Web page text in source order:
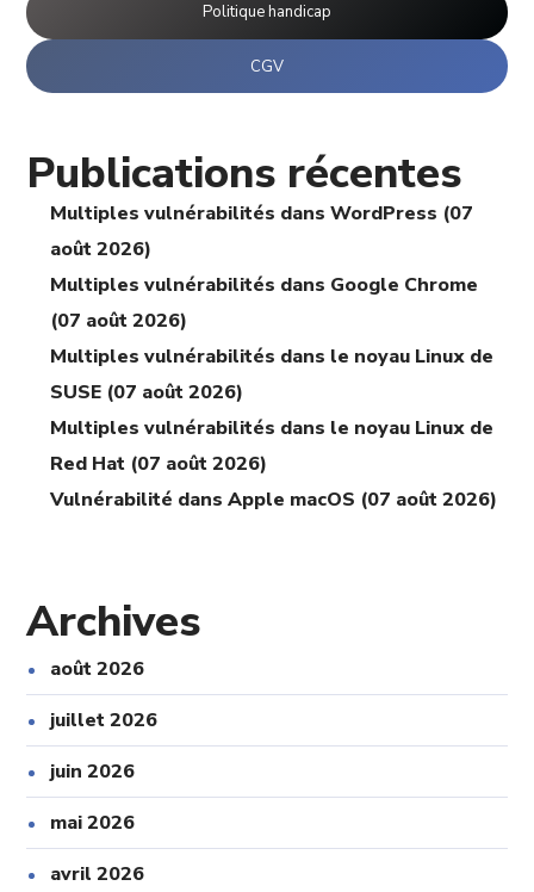
Politique handicap
CGV
Publications récentes
Multiples vulnérabilités dans WordPress (07
août 2026)
Multiples vulnérabilités dans Google Chrome
(07 août 2026)
Multiples vulnérabilités dans le noyau Linux de
SUSE (07 août 2026)
Multiples vulnérabilités dans le noyau Linux de
Red Hat (07 août 2026)
Vulnérabilité dans Apple macOS (07 août 2026)
Archives
août 2026
juillet 2026
juin 2026
mai 2026
avril 2026